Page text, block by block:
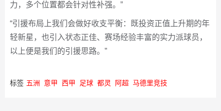
力，多个位置都会针对性补强。”
“引援布局上我们会做好收支平衡：既投资正值上升期的年
轻新星，也引入状态正佳、赛场经验丰富的实力派球员，
以上便是我们的引援思路。”
标签 五洲 意甲 西甲 足球 都灵 阿超 马德里竞技